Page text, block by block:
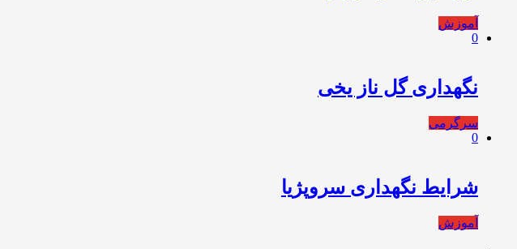
آموزش
0
نگهداری گل ناز یخی
سرگرمی
0
شرایط نگهداری سروپژیا
آموزش